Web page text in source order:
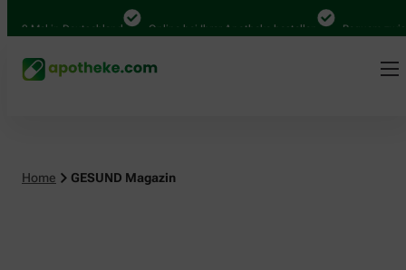
Mal in Deutschland Online bei Ihrer Apotheke bestellen Bequem
Home GESUND Magazin